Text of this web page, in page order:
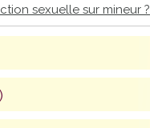
sexuelle sur mineur ?